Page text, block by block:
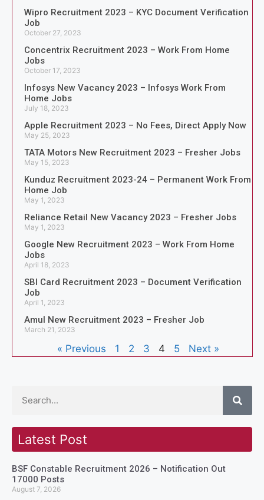
Wipro Recruitment 2023 – KYC Document Verification
Job
October 27, 2023
Concentrix Recruitment 2023 – Work From Home
Jobs
October 17, 2023
Infosys New Vacancy 2023 – Infosys Work From
Home Jobs
July 18, 2023
Apple Recruitment 2023 – No Fees, Direct Apply Now
May 25, 2023
TATA Motors New Recruitment 2023 – Fresher Jobs
May 15, 2023
Kunduz Recruitment 2023-24 – Permanent Work From
Home Job
May 1, 2023
Reliance Retail New Vacancy 2023 – Fresher Jobs
May 1, 2023
Google New Recruitment 2023 – Work From Home
Jobs
April 18, 2023
SBI Card Recruitment 2023 – Document Verification
Job
April 1, 2023
Amul New Recruitment 2023 – Fresher Job
March 21, 2023
« Previous 1 2 3 4 5 Next »
Latest Post
BSF Constable Recruitment 2026 – Notification Out
17000 Posts
August 7, 2026